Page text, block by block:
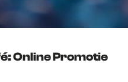
Online Promotie